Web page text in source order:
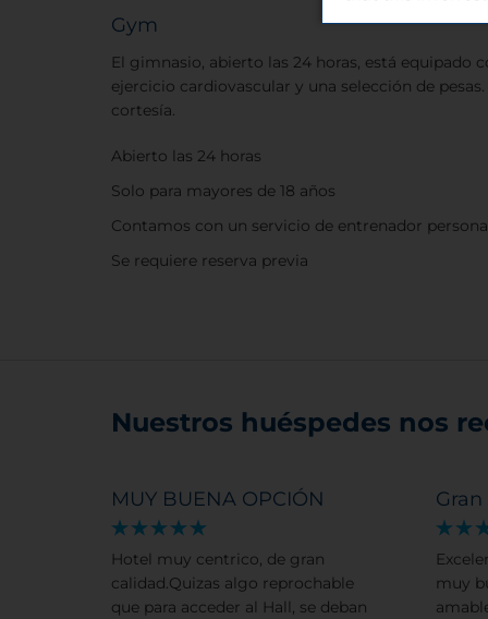
Gym
El gimnasio, abierto las 24 horas, está equipado
ejercicio cardiovascular y una selección de
cortesía.
Abierto las 24 horas
Solo para mayores de 18 años
Contamos con un servicio de entrenador
Se requiere reserva previa
Nuestros huéspedes nos
MUY BUENA OPCIÓN
Hotel muy centrico, de gran
calidad.Quizas algo reprochable
que para acceder al Hall, se deban
muy